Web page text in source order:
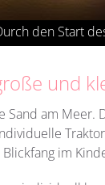
und
am
im